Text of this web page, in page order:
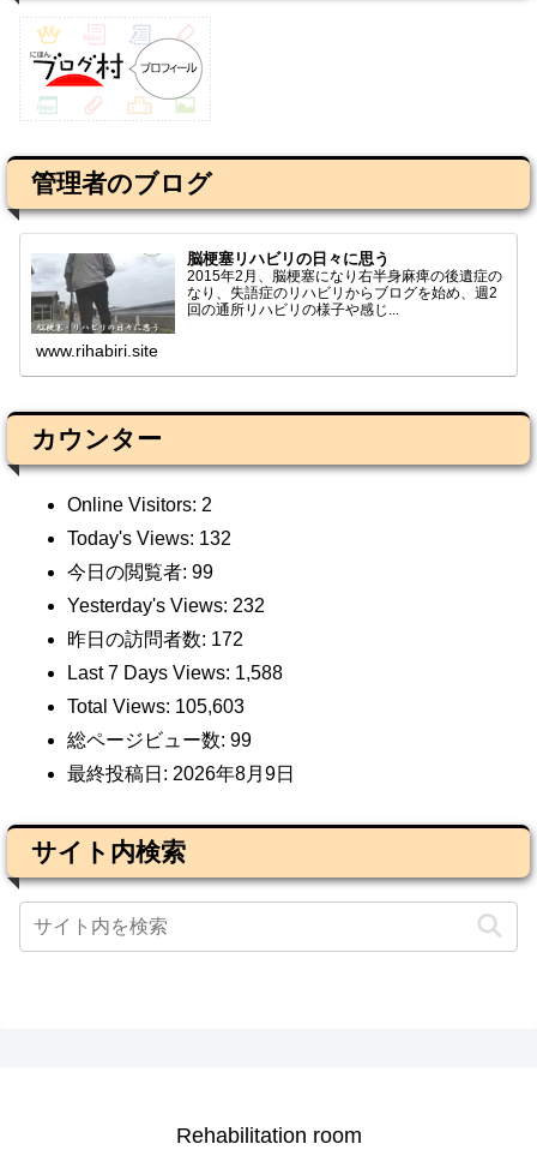
管理者のブログ
脳梗塞リハビリの日々に思う
2015年2月、脳梗塞になり右半身麻痺の後遺症の
なり、失語症のリハビリからブログを始め、週2
回の通所リハビリの様子や感じ...
www.rihabiri.site
カウンター
Online Visitors: 2
Today's Views: 132
今日の閲覧者: 99
Yesterday's Views: 232
昨日の訪問者数: 172
Last 7 Days Views: 1,588
Total Views: 105,603
総ページビュー数: 99
最終投稿日: 2026年8月9日
サイト内検索
Rehabilitation room